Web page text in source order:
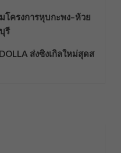
โครงการหุบกะพง–ห้วย
รี
ส่งซิงเกิลใหม่สุดส